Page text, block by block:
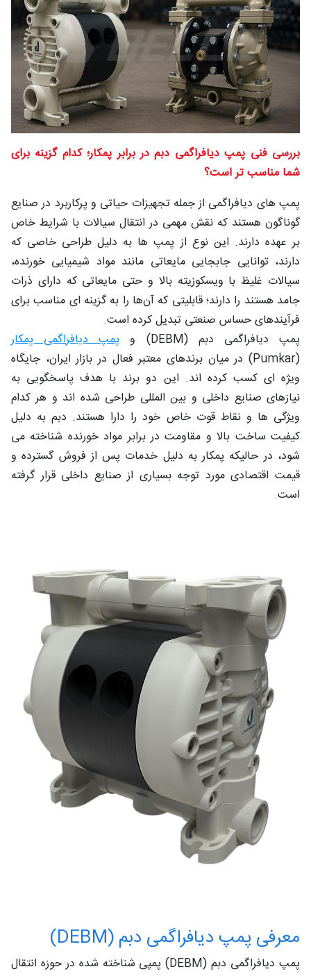
شغلی
تماس
با ما
درباره
ما
بررسی فنی پمپ دیافراگمی دبم در برابر پمکار؛ کدام گزینه برای
شما مناسب‌ تر است؟
پمپ‌ های دیافراگمی از جمله تجهیزات حیاتی و پرکاربرد در صنایع
گوناگون هستند که نقش مهمی در انتقال سیالات با شرایط خاص
بر عهده دارند. این نوع از پمپ‌ ها به دلیل طراحی خاصی که
دارند، توانایی جابجایی مایعاتی مانند مواد شیمیایی خورنده،
سیالات غلیظ با ویسکوزیته بالا و حتی مایعاتی که دارای ذرات
جامد هستند را دارند؛ قابلیتی که آن‌ها را به گزینه ای مناسب برای
فرآیندهای حساس صنعتی تبدیل کرده است.
پمپ دیافراگمی دبم (DEBM) و
پمپ دیافراگمی پمکار
(Pumkar) در میان برندهای معتبر فعال در بازار ایران، جایگاه
ویژه‌ ای کسب کرده‌ اند. این دو برند با هدف پاسخگویی به
نیازهای صنایع داخلی و بین‌ المللی طراحی شده‌ اند و هر کدام
ویژگی‌ ها و نقاط قوت خاص خود را دارا هستند. دبم به دلیل
کیفیت ساخت بالا و مقاومت در برابر مواد خورنده شناخته می‌
شود، در حالیکه پمکار به دلیل خدمات پس از فروش گسترده و
قیمت اقتصادی مورد توجه بسیاری از صنایع داخلی قرار گرفته
است.
معرفی پمپ دیافراگمی دبم (DEBM)
پمپ دیافراگمی دبم (DEBM) پمپی شناخته‌ شده در حوزه انتقال